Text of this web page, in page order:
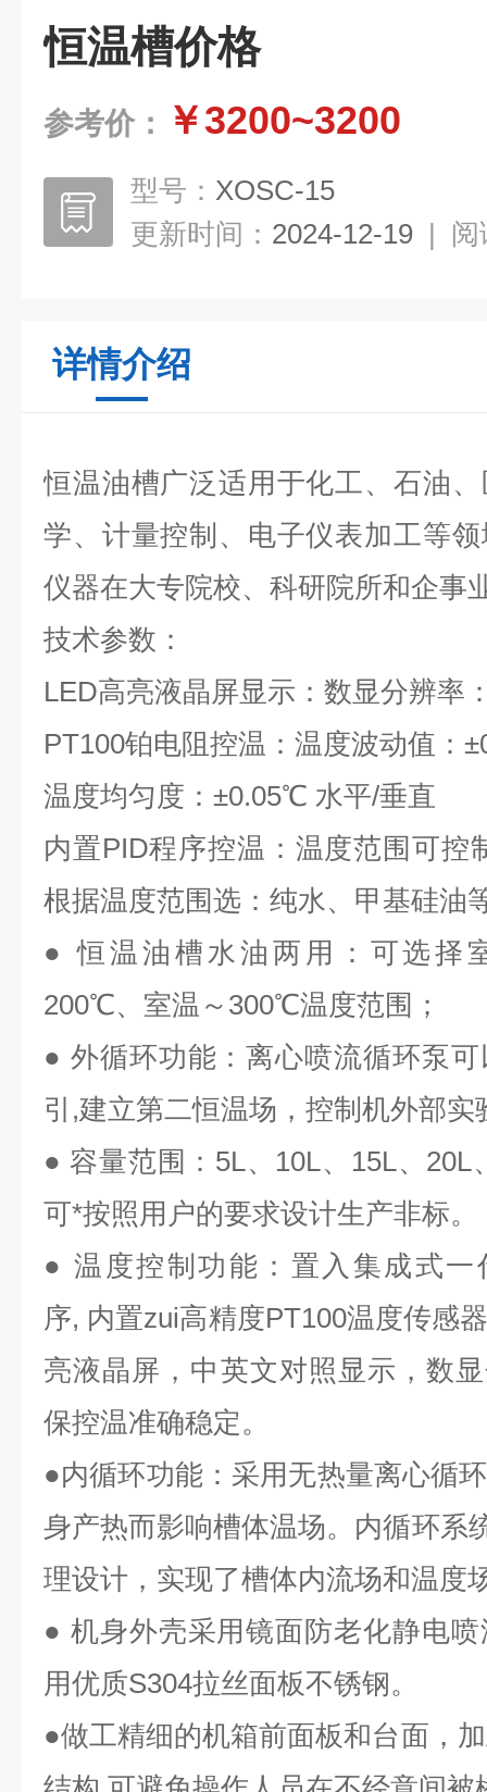
恒温槽价格
参考价： ￥3200~3200
型号： XOSC-15
更新时间： 2024-12-19 | 阅
详情介绍
恒温油槽广泛适用于化工、石油
学、计量控制、电子仪表加工等
仪器在大专院校、科研院所和企事
技术参数：
LED高亮液晶屏显示：数显分辨率
PT100铂电阻控温：温度波动值：
温度均匀度：±0.05℃ 水平/垂直
内置PID程序控温：温度范围可
根据温度范围选：纯水、甲基硅油
● 恒温油槽水油两用：可选择
200℃、室温～300℃温度范围；
● 外循环功能：离心喷流循环泵
引,建立第二恒温场，控制机外部实
● 容量范围：5L、10L、15L、20L
可*按照用户的要求设计生产非标。
● 温度控制功能：置入集成式一
序, 内置zui高精度PT100温度传感
亮液晶屏，中英文对照显示，数
保控温准确稳定。
●内循环功能：采用无热量离心循
身产热而影响槽体温场。内循环系
理设计，实现了槽体内流场和温度
● 机身外壳采用镜面防老化静电
用优质S304拉丝面板不锈钢。
●做工精细的机箱前面板和台面，